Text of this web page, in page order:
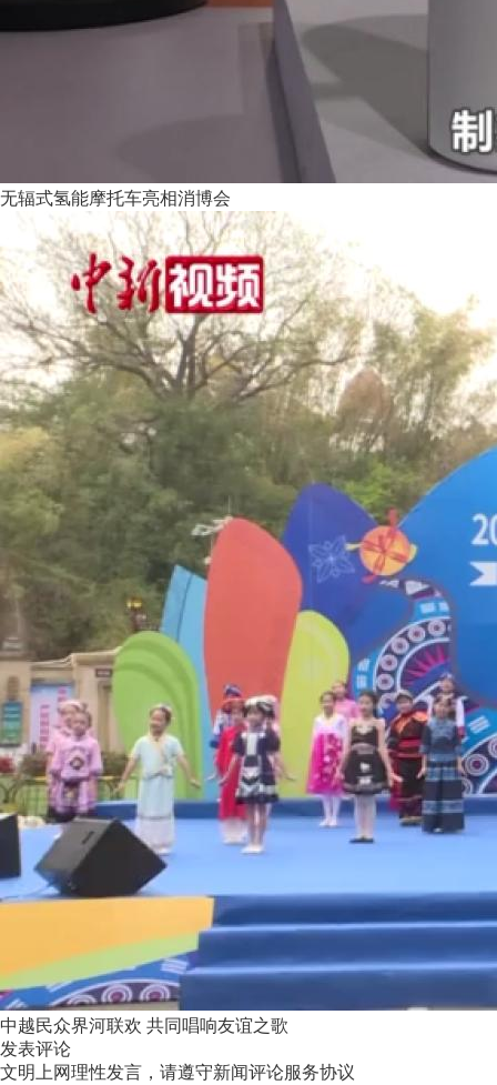
无辐式氢能摩托车亮相消博会
中越民众界河联欢 共同唱响友谊之歌
发表评论
文明上网理性发言，请遵守新闻评论服务协议